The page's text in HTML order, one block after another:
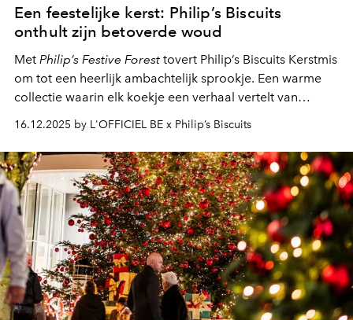
Een feestelijke kerst: Philip’s Biscuits
onthult zijn betoverde woud
Met Philip’s Festive Forest tovert Philip’s Biscuits Kerstmis
om tot een heerlijk ambachtelijk sprookje. Een warme
collectie waarin elk koekje een verhaal vertelt van
traditie, elegantie en samenzijn.
16.12.2025 by L'OFFICIEL BE x Philip’s Biscuits